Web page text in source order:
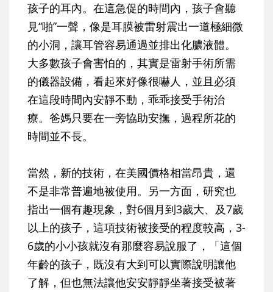
孩子的耳內。在這急促的時間內，孩子會聽
見“啪”一聲，像是耳膜被雷射震出一道極細微
的小洞，讓耳管容易通過並排出化膿液體。
大多數孩子會害怕的，其實是雷射手術所需
的儀器設備，看起來好像很嚇人，並且必須
在這段時間內安靜不動，乖乖接受手術治
療。爸媽只要在一旁協助安撫，過程所花的
時間並不長。
當然，新的技術，在美國價格相當昂貴，還
不是非常普遍地被使用。另一方面，研究也
指出一個有趣現象，對6個月到3歲大、及7歲
以上的孩子，這項技術被接受的程度較高，3-
6歲的小小孩就沒有那麼容易說服了，「這個
年齡的孩子，既沒有大到可以實際說明讓他
了解，但也無法讓他安安靜靜坐著接受被著